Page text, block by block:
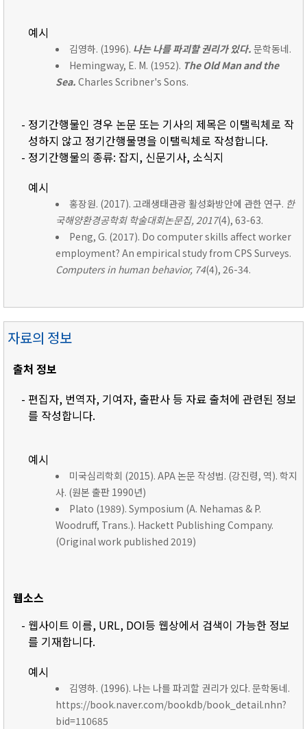
예시
김영하. (1996). 나는 나를 파괴할 권리가 있다. 문학동네.
Hemingway, E. M. (1952). The Old Man and the
Sea. Charles Scribner's Sons.
- 정기간행물인 경우 논문 또는 기사의 제목은 이탤릭체로 작
성하지 않고 정기간행물명을 이탤릭체로 작성합니다.
- 정기간행물의 종류: 잡지, 신문기사, 소식지
예시
홍장원. (2017). 고래생태관광 활성화방안에 관한 연구. 한
국해양환경공학회 학술대회논문집, 2017(4), 63-63.
Peng, G. (2017). Do computer skills affect worker
employment? An empirical study from CPS Surveys.
Computers in human behavior, 74(4), 26-34.
자료의 정보
출처 정보
- 편집자, 번역자, 기여자, 출판사 등 자료 출처에 관련된 정보
를 작성합니다.
예시
미국심리학회 (2015). APA 논문 작성법. (강진령, 역). 학지
사. (원본 출판 1990년)
Plato (1989). Symposium (A. Nehamas & P.
Woodruff, Trans.). Hackett Publishing Company.
(Original work published 2019)
웹소스
- 웹사이트 이름, URL, DOI등 웹상에서 검색이 가능한 정보
를 기재합니다.
예시
김영하. (1996). 나는 나를 파괴할 권리가 있다. 문학동네.
https://book.naver.com/bookdb/book_detail.nhn?
bid=110685